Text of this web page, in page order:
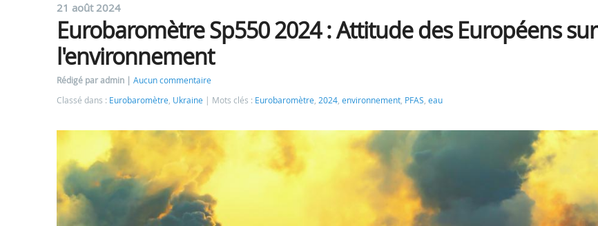
21 août 2024
Eurobaromètre Sp550 2024 : Attitude des Européens sur
l'environnement
Rédigé par admin
Aucun commentaire
Classé dans : Eurobaromètre, Ukraine Mots clés : Eurobaromètre, 2024, environnement, PFAS, eau